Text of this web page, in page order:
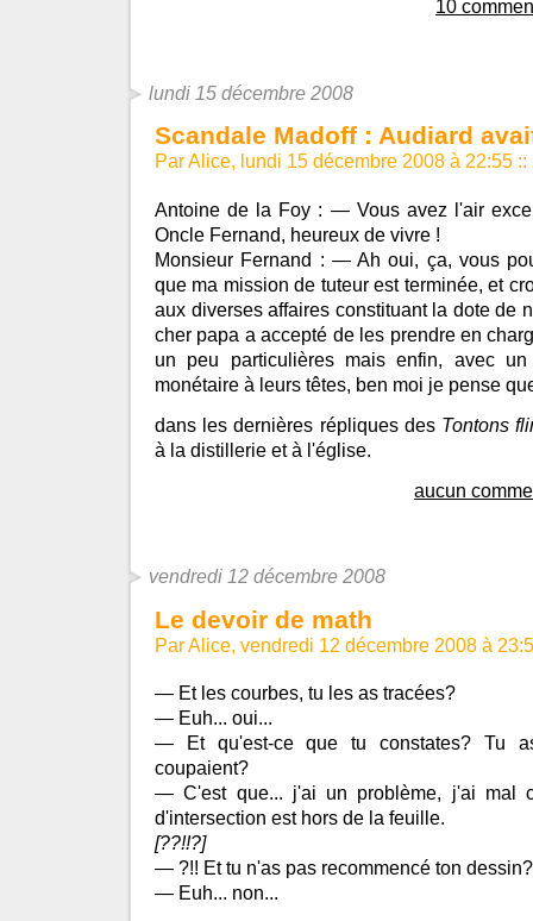
10
lundi 15 décembre 2008
Scandale Madoff : Audiard
Par Alice, lundi 15 décembre 2008 à 22:55 ::
Antoine de la Foy : — Vous avez l'air
Oncle Fernand, heureux de vivre !
Monsieur Fernand : — Ah oui, ça, vous
que ma mission de tuteur est terminée, et
aux diverses affaires constituant la dote de
cher papa a accepté de les prendre en
un peu particulières mais enfin, avec
monétaire à leurs têtes, ben moi je pense
dans les dernières répliques des Tontons
à la distillerie et à l'église.
aucun
vendredi 12 décembre 2008
Le devoir de math
Par Alice, vendredi 12 décembre 2008 à
— Et les courbes, tu les as tracées?
— Euh... oui...
— Et qu'est-ce que tu constates? Tu
coupaient?
— C'est que... j'ai un problème, j'ai mal
d'intersection est hors de la feuille.
[??!!?]
— ?!! Et tu n'as pas recommencé ton dessin?
— Euh... non...